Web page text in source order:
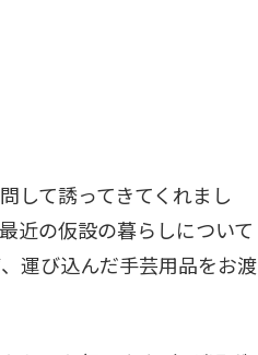
して誘ってきてくれまし
近の仮設の暮らしについて
運び込んだ手芸用品をお渡